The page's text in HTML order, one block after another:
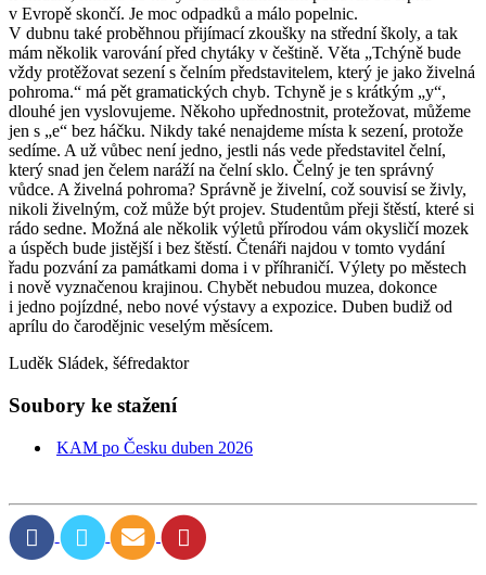
v Evropě skončí. Je moc odpadků a málo popelnic.
V dubnu také proběhnou přijímací zkoušky na střední školy, a tak
mám několik varování před chytáky v češtině. Věta „Tchýně bude
vždy protěžovat sezení s čelním představitelem, který je jako živelná
pohroma.“ má pět gramatických chyb. Tchyně je s krátkým „y“,
dlouhé jen vyslovujeme. Někoho upřednostnit, protežovat, můžeme
jen s „e“ bez háčku. Nikdy také nenajdeme místa k sezení, protože
sedíme. A už vůbec není jedno, jestli nás vede představitel čelní,
který snad jen čelem naráží na čelní sklo. Čelný je ten správný
vůdce. A živelná pohroma? Správně je živelní, což souvisí se živly,
nikoli živelným, což může být projev. Studentům přeji štěstí, které si
rádo sedne. Možná ale několik výletů přírodou vám okysličí mozek
a úspěch bude jistější i bez štěstí. Čtenáři najdou v tomto vydání
řadu pozvání za památkami doma i v příhraničí. Výlety po městech
i nově vyznačenou krajinou. Chybět nebudou muzea, dokonce
i jedno pojízdné, nebo nové výstavy a expozice. Duben budiž od
aprílu do čarodějnic veselým měsícem.
Luděk Sládek, šéfredaktor
Soubory ke stažení
KAM po Česku duben 2026